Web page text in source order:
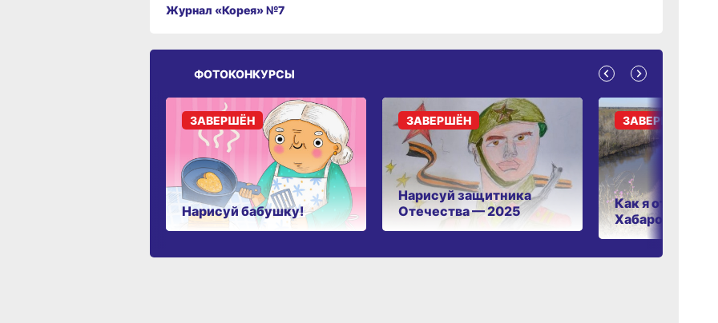
Журнал «Корея» №7
ФОТОКОНКУРСЫ
Нарисуй бабушку!
ЗАВЕРШЁН
Нарисуй защитника
Отечества — 2025
ЗАВЕРШЁН
Как я отдыхаю в
Хабаровском
ЗАВЕРШЁН